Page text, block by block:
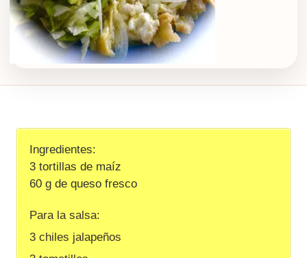
Ingredientes:
3 tortillas de maíz
60 g de queso fresco
Para la salsa:
3 chiles jalapeños